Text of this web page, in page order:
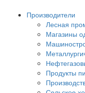
Производители
Лесная
Магазины
Продукты